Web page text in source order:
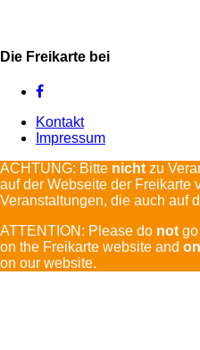
Die Freikarte bei
Kontakt
Impressum
ACHTUNG: Bitte nicht zu
auf der Webseite der Freikarte
Veranstaltungen, die auch auf
ATTENTION: Please do not
on the Freikarte website and
on our website.